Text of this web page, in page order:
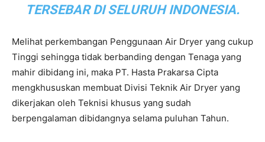
TERSEBAR DI SELURUH INDONESIA.
Melihat perkembangan Penggunaan Air Dryer yang cukup
Tinggi sehingga tidak berbanding dengan Tenaga yang
mahir dibidang ini, maka PT. Hasta Prakarsa Cipta
mengkhususkan membuat Divisi Teknik Air Dryer yang
dikerjakan oleh Teknisi khusus yang sudah
berpengalaman dibidangnya selama puluhan Tahun.